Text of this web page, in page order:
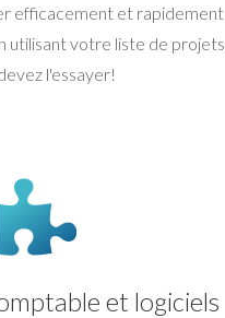
efficacement et rapidement
utilisant votre liste de projets.
l'essayer!
et logiciels